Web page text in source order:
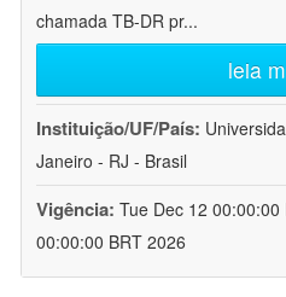
chamada TB-DR pr...
leia
Instituição/UF/País:
Janeiro - RJ - Brasil
Vigência: Tue Dec 12 00:00:00
00:00:00 BRT 2026